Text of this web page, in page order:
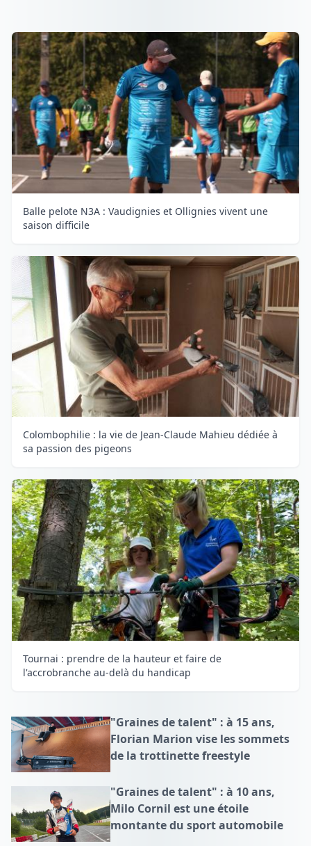
Balle pelote N3A : Vaudignies et Ollignies vivent une
saison difficile
Colombophilie : la vie de Jean-Claude Mahieu dédiée à
sa passion des pigeons
Tournai : prendre de la hauteur et faire de
l'accrobranche au-delà du handicap
"Graines de talent" : à 15 ans,
Florian Marion vise les sommets
de la trottinette freestyle
"Graines de talent" : à 10 ans,
Milo Cornil est une étoile
montante du sport automobile